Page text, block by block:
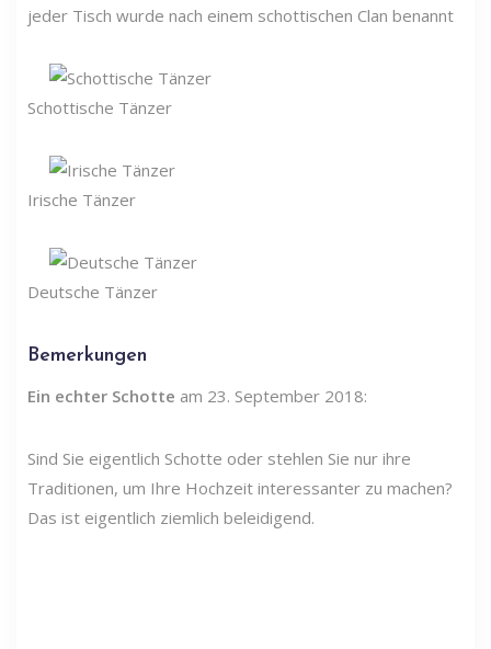
jeder Tisch wurde nach einem schottischen Clan benannt
Schottische Tänzer
Irische Tänzer
Deutsche Tänzer
Bemerkungen
Ein echter Schotte am 23. September 2018:
Sind Sie eigentlich Schotte oder stehlen Sie nur ihre
Traditionen, um Ihre Hochzeit interessanter zu machen?
Das ist eigentlich ziemlich beleidigend.